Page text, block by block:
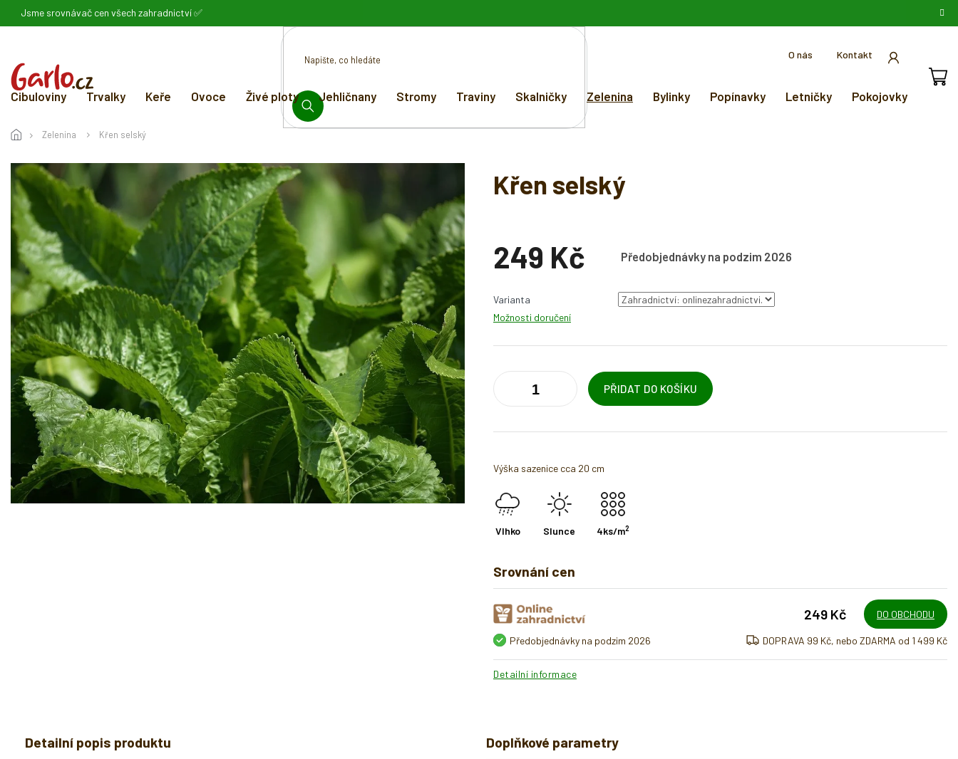
O nás
Kontakt
Jsme srovnávač cen všech zahradnictví ✅
HLEDAT
Cibuloviny Trvalky Keře Ovoce Živé ploty Jehličnany Stromy Traviny Skalničky Zelenina Bylinky Popínavky Letničky Pokojovky
Zelenina Křen selský
Křen selský
249 Kč Předobjednávky na podzim 2026
cena:
Varianta
Možnosti doručení
PŘIDAT DO KOŠÍKU
Výška sazenice cca 20 cm
Vlhko Slunce 4ks/m2
Srovnání cen
249 Kč DO OBCHODU
Předobjednávky na podzim 2026 DOPRAVA 99 Kč, nebo ZDARMA od 1 499 Kč
Detailní informace
Detailní popis produktu Doplňkové parametry